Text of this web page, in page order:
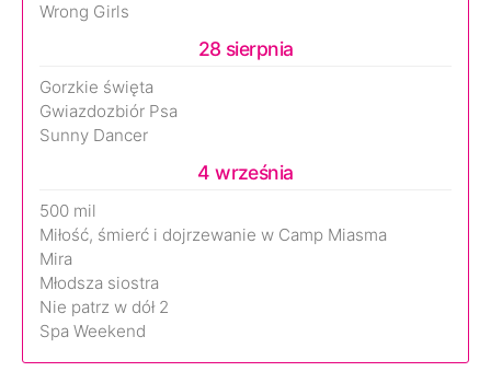
Wrong Girls
28 sierpnia
Gorzkie święta
Gwiazdozbiór Psa
Sunny Dancer
4 września
500 mil
Miłość, śmierć i dojrzewanie w Camp Miasma
Mira
Młodsza siostra
Nie patrz w dół 2
Spa Weekend